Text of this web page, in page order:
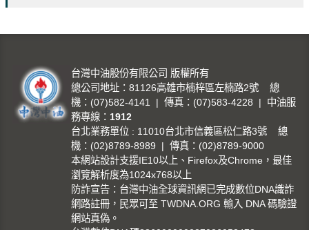
應
鏈
最
台灣中油股份有限公司 版權所有
總公司地址：81126高雄市楠梓區左楠路2號 總
機：(07)582-4141 | 傳真：(07)583-4228 | 中油服
務專線： 1912
台北業務單位 : 11010台北市信義區松仁路3號 總
機：(02)8789-8989 | 傳真：(02)8789-9000
本網站設計支援IE10以上、Firefox及Chrome，最佳
瀏覽解析度為1024x768以上
防詐宣告：台灣中油全球資訊網已完成數位DNA識詐
網路註冊，民眾可至 TWDNA.ORG 輸入 DNA 碼驗證
網站真偽。